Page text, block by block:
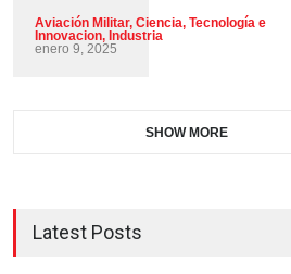
Aviación Militar, Ciencia, Tecnología e
Innovacion, Industria
enero 9, 2025
SHOW MORE
Latest Posts